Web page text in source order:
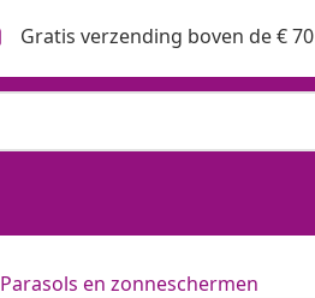
Gratis verzending boven de € 70
Parasols en zonneschermen